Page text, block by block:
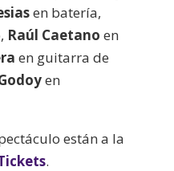
en batería,
Raúl Caetano en
en guitarra de
en
están a la
.